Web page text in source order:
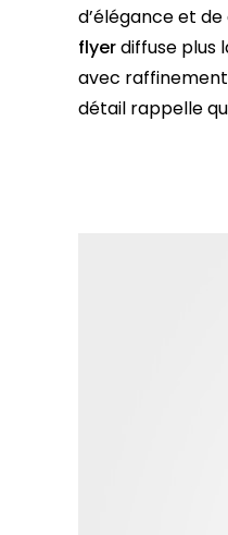
d’élégance et
flyerdiffuse plus
avec
détail rappelle